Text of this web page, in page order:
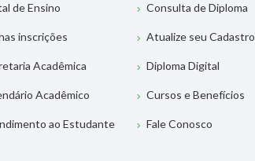
de Ensino
inscrições
Acadêmica
Acadêmico
ao Estudante
Consulta de Diploma
Atualize seu Cadastro
Diploma Digital
Cursos e Benefícios
Fale Conosco